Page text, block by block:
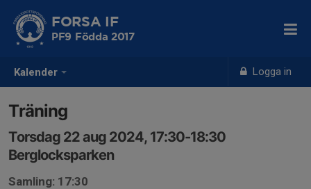
Kalender Logga in
FORSA IF
PF9 Födda 2017
Träning
Torsdag 22 aug 2024, 17:30-18:30
Berglocksparken
Samling: 17:30